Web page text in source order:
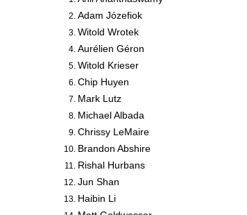
Adam Józefiok
Witold Wrotek
Aurélien Géron
Witold Krieser
Chip Huyen
Mark Lutz
Michael Albada
Chrissy LeMaire
Brandon Abshire
Rishal Hurbans
Jun Shan
Haibin Li